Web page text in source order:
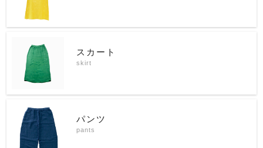
スカート
skirt
パンツ
pants